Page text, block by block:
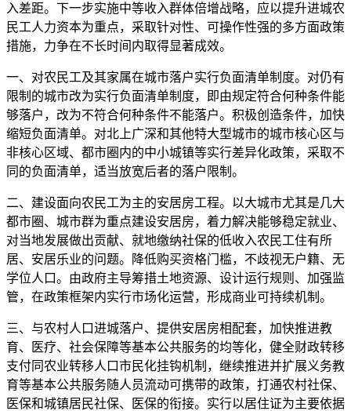
入差距。下一步实施中等收入群体倍增战略，应以提升进城农
民工人力资本为重点，采取针对性、可操作性强的多方面政策
措施，力争在不长时间内取得显著成效。
一、对农民工及其家属在城市落户实行负面清单制度。对仍有
限制的城市改为实行负面清单制度，即由规定符合何种条件能
够落户，改为不符合何种条件不能落户。积极创造条件，加快
缩短负面清单。对北上广深和其他特大型城市的城市核心区与
非核心区域、都市圈内的中小城镇等实行差异化政策，采取不
同的负面清单，适当放宽后者的落户限制。
二、建设面向农民工为主的安居房工程。以大城市尤其是几大
都市圈、城市群为重点建设安居房，着力解决能够稳定就业、
对当地发展做出贡献、就地缴纳社保的低收入农民工住有所
居、安居乐业的问题。降低购买资格门槛，不歧视无户籍、无
学位人口。由政府主导筹措土地资源、设计运行规则、加强监
管，在政策框架内实行市场化运营，形成商业可持续机制。
三、与农村人口进城落户、提供安居房相配套，加快推进教
育、医疗、社会保障等基本公共服务的均等化，健全财政转移
支付同农业转移人口市民化挂钩机制，继续推进并扩展义务教
育等基本公共服务随人员流动可携带的政策，打通农村社保、
医保和城镇居民社保、医保的衔接。实行以居住证为主要依据